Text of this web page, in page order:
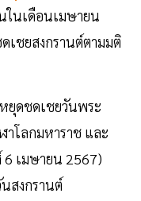
ในเดือนเมษายน
เชยสงกรานต์ตามมติ
ยุดชดเชยวันพระ
โลกมหาราช และ
6 เมษายน 2567)
สงกรานต์